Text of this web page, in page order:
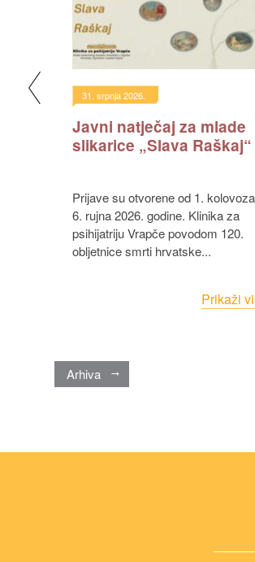
40.
31. srpnja 2026.
Javni natječaj za mlade
slikarice „Slava Raškaj“
Prijave su otvorene od 1. kolovoza do
6. rujna 2026. godine. Klinika za
psihijatriju Vrapče povodom 120.
obljetnice smrti hrvatske...
Prikaži
Arhiva